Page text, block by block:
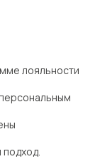
лояльности
подход.